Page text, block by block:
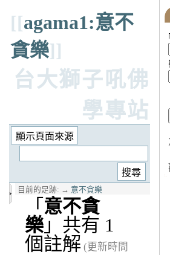
[[agama1:意不
貪樂]]
台大獅子吼佛
學專站
目前的足跡: → 意不貪樂
「 意不貪
樂 」共有 1
個註解 (更新時間